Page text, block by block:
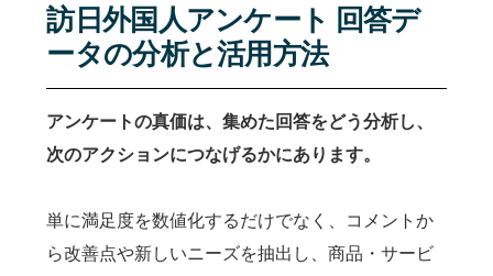
訪日外国人アンケート 回答デ
ータの分析と活用方法
アンケートの真価は、集めた回答をどう分析し、
次のアクションにつなげるかにあります。
単に満足度を数値化するだけでなく、コメントか
ら改善点や新しいニーズを抽出し、商品・サービ